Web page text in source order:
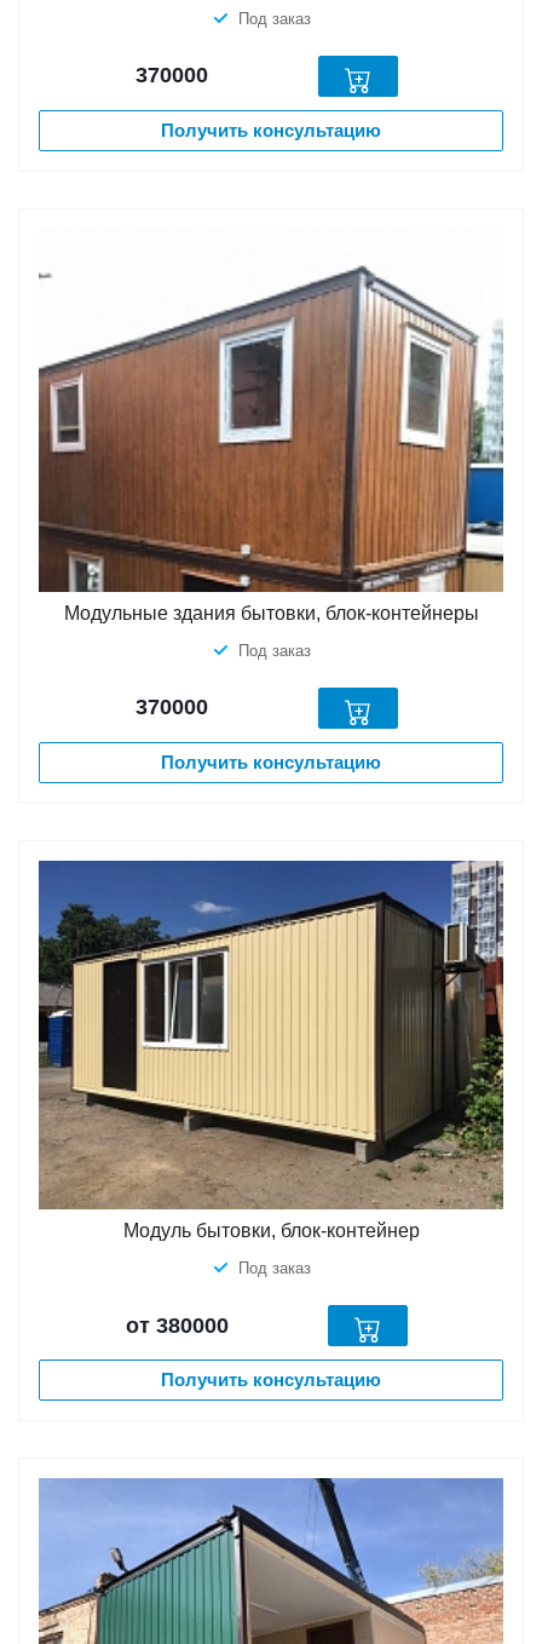
Под заказ
370000
Получить консультацию
Модульные здания бытовки, блок-контейнеры
Под заказ
370000
Получить консультацию
Модуль бытовки, блок-контейнер
Под заказ
от 380000
Получить консультацию